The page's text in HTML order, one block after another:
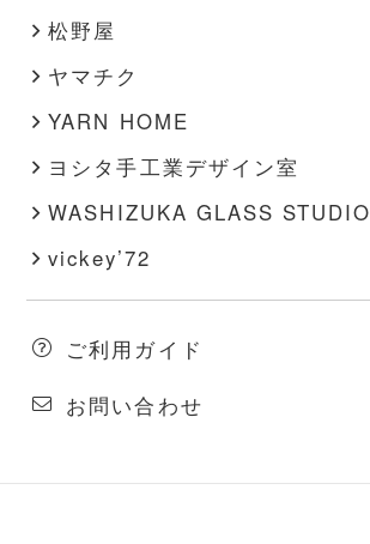
松野屋
ヤマチク
YARN HOME
ヨシタ手工業デザイン室
WASHIZUKA GLASS STUDIO
vickey’72
ご利用ガイド
お問い合わせ